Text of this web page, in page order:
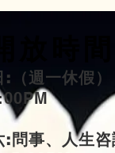
（週一休假）
問事、人生